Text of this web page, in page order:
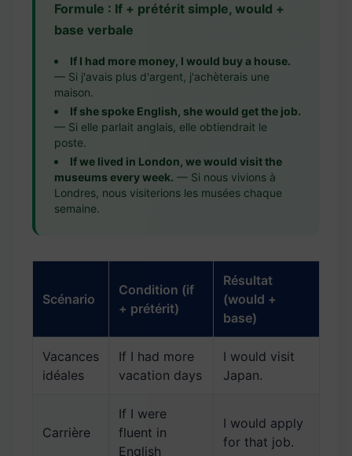
Formule : If + prétérit simple, would +
base verbale
If I had more money, I would buy a house.
— Si j'avais plus d'argent, j'achèterais une
maison.
If she spoke English, she would get the job.
— Si elle parlait anglais, elle obtiendrait le
poste.
If we lived in London, we would visit the
museums every week. — Si nous vivions à
Londres, nous visiterions les musées chaque
semaine.
Scénario
Condition (if
+ prétérit)
Résultat
(would +
base)
Vacances
idéales
If I had more
vacation days
I would visit
Japan.
Carrière
If I were
fluent in
English
I would apply
for that job.